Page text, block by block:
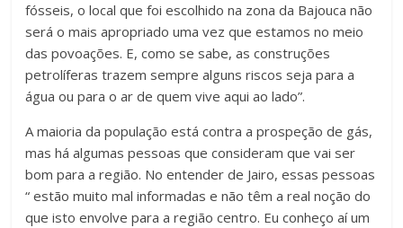
fósseis, o local que foi escolhido na zona da Bajouca não
será o mais apropriado uma vez que estamos no meio
das povoações. E, como se sabe, as construções
petrolíferas trazem sempre alguns riscos seja para a
água ou para o ar de quem vive aqui ao lado”.
A maioria da população está contra a prospeção de gás,
mas há algumas pessoas que consideram que vai ser
bom para a região. No entender de Jairo, essas pessoas
“ estão muito mal informadas e não têm a real noção do
que isto envolve para a região centro. Eu conheço aí um